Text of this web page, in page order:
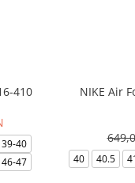
410
39-40
46-47
NIKE Air
40 40.5